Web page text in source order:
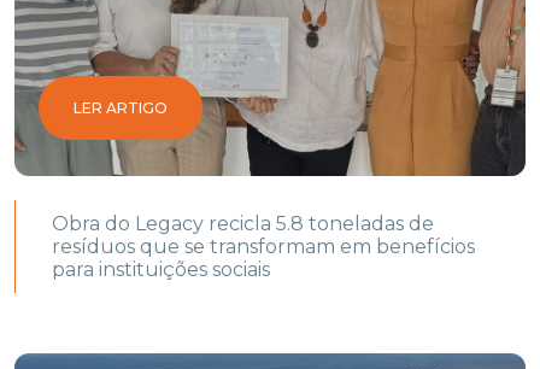
LER ARTIGO
Obra do Legacy recicla 5.8 toneladas de
resíduos que se transformam em benefícios
para instituições sociais